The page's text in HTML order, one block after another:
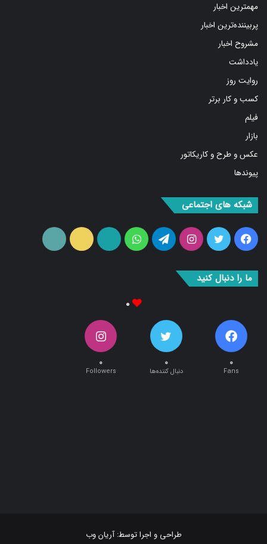
پربیننده‌ترین اخبار
مشروح اخبار
یادداشت
روایت روز
کسب و کار برتر
فیلم
بازار
عکس و طرح و کاریکاتور
پیوندها
فیس
بوک
توییتراینستاگرامتلگرامواتس
آپ
آپارات ایتا
۰ ۰ ۰
تمام حقوق این سایت متعلق به پایگاه خبری تحلیلی « نبأپرس » می باشد .